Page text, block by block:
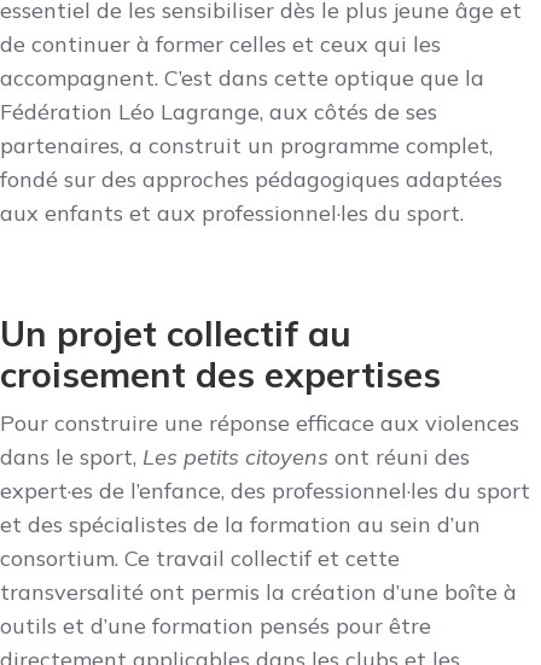
essentiel de les sensibiliser dès le plus jeune âge et
de continuer à former celles et ceux qui les
accompagnent. C’est dans cette optique que la
Fédération Léo Lagrange, aux côtés de ses
partenaires, a construit un programme complet,
fondé sur des approches pédagogiques adaptées
aux enfants et aux professionnel·les du sport.
Un projet collectif au
croisement des expertises
Pour construire une réponse efficace aux violences
dans le sport, Les petits citoyens ont réuni des
expert·es de l’enfance, des professionnel·les du sport
et des spécialistes de la formation au sein d’un
consortium. Ce travail collectif et cette
transversalité ont permis la création d’une boîte à
outils et d’une formation pensés pour être